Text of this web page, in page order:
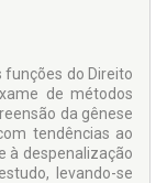
funções do Direito
de métodos
da gênese
tendências ao
à despenalização
levando-se